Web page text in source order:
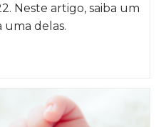
Neste artigo, saiba um
uma delas.